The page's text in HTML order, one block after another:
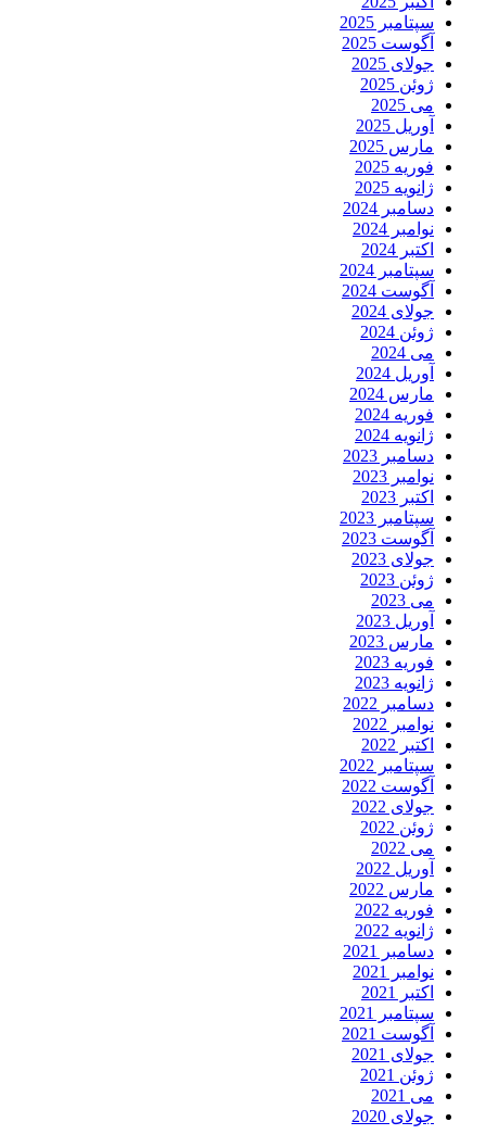
سپتامبر 2025
آگوست 2025
جولای 2025
ژوئن 2025
می 2025
آوریل 2025
مارس 2025
فوریه 2025
ژانویه 2025
دسامبر 2024
نوامبر 2024
اکتبر 2024
سپتامبر 2024
آگوست 2024
جولای 2024
ژوئن 2024
می 2024
آوریل 2024
مارس 2024
فوریه 2024
ژانویه 2024
دسامبر 2023
نوامبر 2023
اکتبر 2023
سپتامبر 2023
آگوست 2023
جولای 2023
ژوئن 2023
می 2023
آوریل 2023
مارس 2023
فوریه 2023
ژانویه 2023
دسامبر 2022
نوامبر 2022
اکتبر 2022
سپتامبر 2022
آگوست 2022
جولای 2022
ژوئن 2022
می 2022
آوریل 2022
مارس 2022
فوریه 2022
ژانویه 2022
دسامبر 2021
نوامبر 2021
اکتبر 2021
سپتامبر 2021
آگوست 2021
جولای 2021
ژوئن 2021
می 2021
جولای 2020